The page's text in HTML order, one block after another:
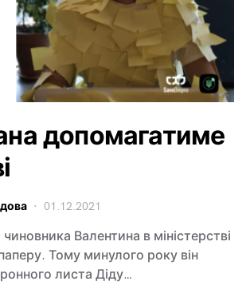
допомагатиме
01.12.2021
Валентина в міністерстві
Тому минулого року він
листа Діду…